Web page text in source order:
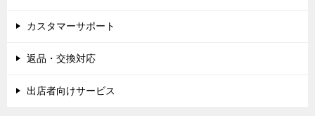
カスタマーサポート
返品・交換対応
出店者向けサービス